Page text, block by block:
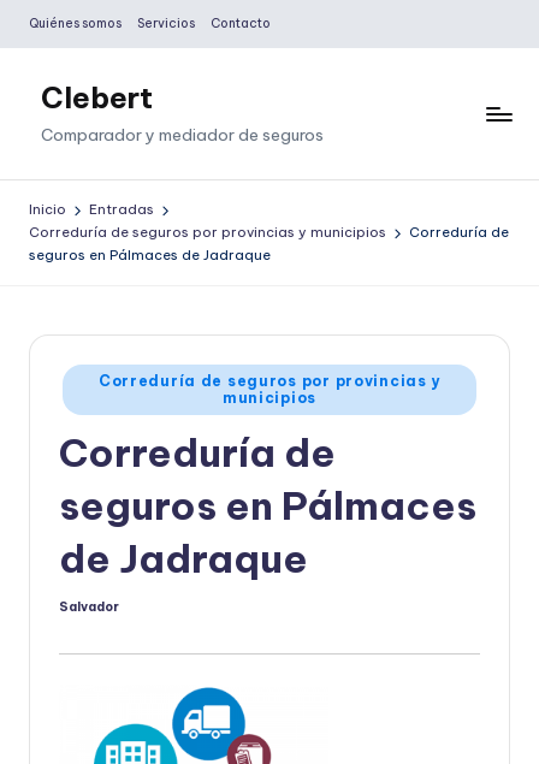
Saltar
contenido
Quiénes somos Servicios Contacto
Clebert
Comparador y mediador de seguros
Inicio
Entradas
Correduría de seguros por provincias y municipios
Correduría de
seguros en Pálmaces de Jadraque
Publicado
en
Correduría de seguros por provincias y
municipios
Correduría de
seguros en Pálmaces
de Jadraque
Publicado
Salvador